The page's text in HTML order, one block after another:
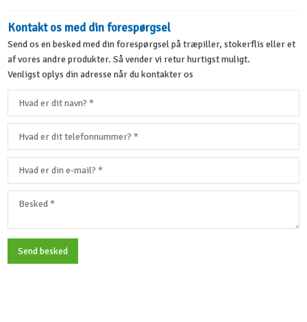
​Kontakt os med din forespørgsel
Send os en besked med din forespørgsel på træpiller, stokerflis eller et
af vores andre produkter. Så vender vi retur hurtigst muligt.
Venligst oplys din adresse når du kontakter os